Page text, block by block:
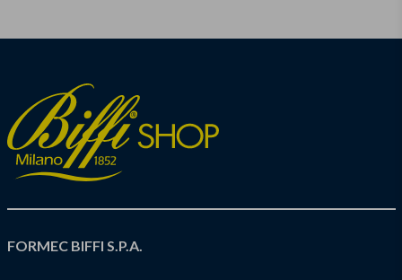
FORMEC BIFFI S.P.A.